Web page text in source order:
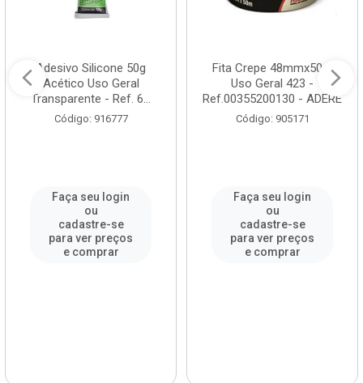
Adesivo Silicone 50g
Acético Uso Geral
Transparente - Ref. 6...
Código: 916777
Faça seu login
ou
cadastre-se
para ver preços
e comprar
Fita Crepe 48mmx50m
Uso Geral 423 -
Ref.00355200130 - ADERE
Código: 905171
Faça seu login
ou
cadastre-se
para ver preços
e comprar